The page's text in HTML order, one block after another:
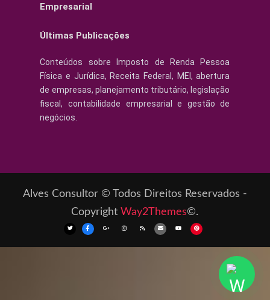
Empresarial
Últimas Publicações
Conteúdos sobre Imposto de Renda Pessoa
Física e Jurídica, Receita Federal, MEI, abertura
de empresas, planejamento tributário, legislação
fiscal, contabilidade empresarial e gestão de
negócios.
Alves Consultor © Todos Direitos Reservados -
Copyright Way2Themes©.